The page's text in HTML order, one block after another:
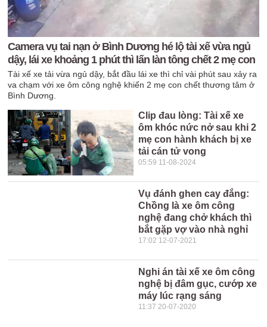
Camera vụ tai nạn ở Bình Dương hé lộ tài xế vừa ngủ
dậy, lái xe khoảng 1 phút thì lấn làn tông chết 2 mẹ con
Tài xế xe tải vừa ngủ dậy, bắt đầu lái xe thì chỉ vài phút sau xảy ra
va chạm với xe ôm công nghệ khiến 2 mẹ con chết thương tâm ở
Bình Dương.
Clip đau lòng: Tài xế xe
ôm khóc nức nở sau khi 2
mẹ con hành khách bị xe
tải cán tử vong
05:59 11-08-2024
Vụ đánh ghen cay đắng:
Chồng là xe ôm công
nghệ đang chở khách thì
bắt gặp vợ vào nhà nghỉ
17:02 12-07-2021
Nghi án tài xế xe ôm công
nghệ bị đâm gục, cướp xe
máy lúc rạng sáng
11:37 20-07-2020